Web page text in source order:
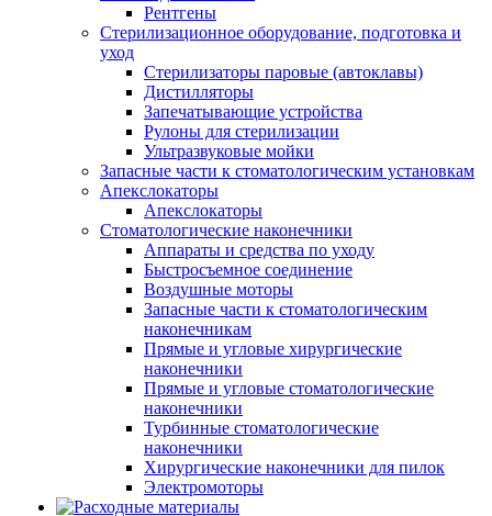
Рентгены
Стерилизационное оборудование, подготовка и
уход
Стерилизаторы паровые (автоклавы)
Дистилляторы
Запечатывающие устройства
Рулоны для стерилизации
Ультразвуковые мойки
Запасные части к стоматологическим установкам
Апекслокаторы
Апекслокаторы
Стоматологические наконечники
Аппараты и средства по уходу
Быстросъемное соединение
Воздушные моторы
Запасные части к стоматологическим
наконечникам
Прямые и угловые хирургические
наконечники
Прямые и угловые стоматологические
наконечники
Турбинные стоматологические
наконечники
Хирургические наконечники для пилок
Электромоторы